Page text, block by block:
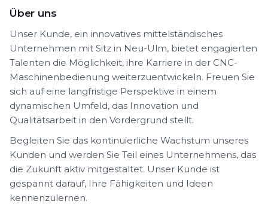
Über uns
Unser Kunde, ein innovatives mittelständisches
Unternehmen mit Sitz in Neu-Ulm, bietet engagierten
Talenten die Möglichkeit, ihre Karriere in der CNC-
Maschinenbedienung weiterzuentwickeln. Freuen Sie
sich auf eine langfristige Perspektive in einem
dynamischen Umfeld, das Innovation und
Qualitätsarbeit in den Vordergrund stellt.
Begleiten Sie das kontinuierliche Wachstum unseres
Kunden und werden Sie Teil eines Unternehmens, das
die Zukunft aktiv mitgestaltet. Unser Kunde ist
gespannt darauf, Ihre Fähigkeiten und Ideen
kennenzulernen.